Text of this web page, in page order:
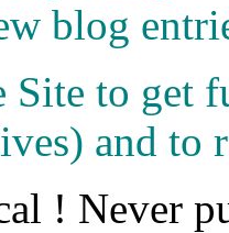
blog
Site to get
and to
! Never